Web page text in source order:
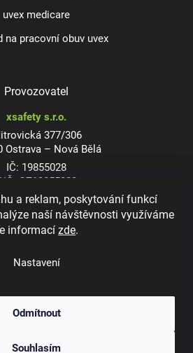
a reklam, poskytování funkcí
naší návštěvnosti využíváme
informacízde.
Nastavení
Odmítnout
Souhlasím
uvex medicare
na pracovní obuv uvex
Provozovatel
xsafety s.r.o.
377/306
Ostrava – Nová Bělá
IČ: 19855028
CZ19855028
ochranné brýle
. Všechna práva vyhrazena.